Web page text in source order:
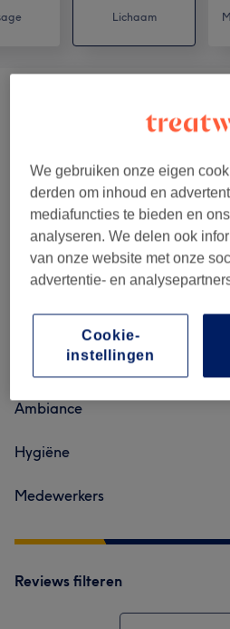
Lichaam
Gommage - Femmes ( 2)
Reviews
4,8
Ambiance
Hygiëne
Medewerkers
Reviews filteren
We gebruiken onze eigen
derden om inhoud en
mediafuncties te bieden en
analyseren. We delen ook
van onze website met onze
advertentie- en
Cookie-
instellingen